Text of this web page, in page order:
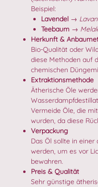
Beispiel:
Lavendel →
Teebaum →
Herkunft &
Bio-Qualität oder
diese Methoden auf
chemischen
Extraktionsmethode
Ätherische Öle
Vermeide Öle, die
wurden, da diese
Verpackung
Das Öl sollte in
werden, um es vor
bewahren.
Preis & Qualität
Sehr günstige